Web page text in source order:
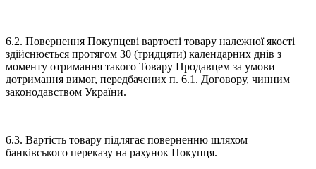
6.2. Повернення Покупцеві вартості товару належної якості
здійснюється протягом 30 (тридцяти) календарних днів з
моменту отримання такого Товару Продавцем за умови
дотримання вимог, передбачених п. 6.1. Договору, чинним
законодавством України.
6.3. Вартість товару підлягає поверненню шляхом
банківського переказу на рахунок Покупця.